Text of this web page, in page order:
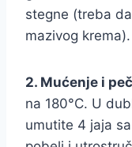
stegne (treba
mazivog krema).
2. Mućenje i
na 180°C. U
umutite 4 jaja